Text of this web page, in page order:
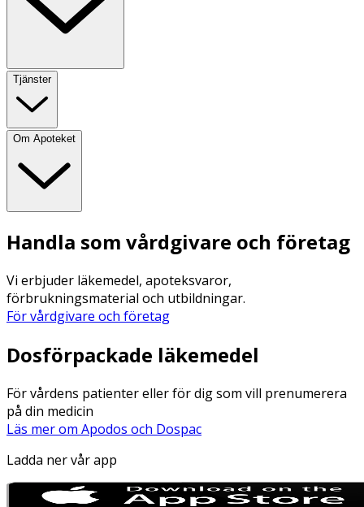
Tjänster
Om Apoteket
Handla som vårdgivare och företag
Vi erbjuder läkemedel, apoteksvaror,
förbrukningsmaterial och utbildningar.
För vårdgivare och företag
Dosförpackade läkemedel
För vårdens patienter eller för dig som vill prenumerera
på din medicin
Läs mer om Apodos och Dospac
Ladda ner vår app